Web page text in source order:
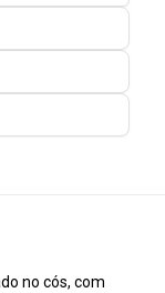
no cós, com